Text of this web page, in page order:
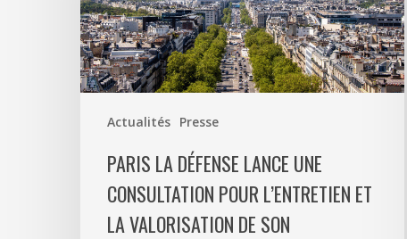
Actualités Presse
consultation
pour
l’entretien
et
valorisation
patrimoine
végétal
PARIS LA DÉFENSE LANCE UNE
CONSULTATION POUR L’ENTRETIEN ET
LA VALORISATION DE SON